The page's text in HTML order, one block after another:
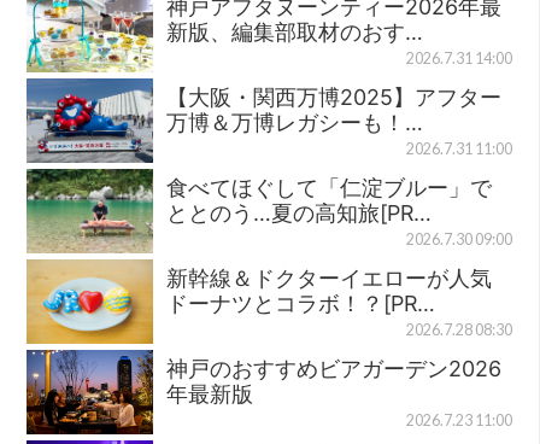
神戸アフタヌーンティー2026年最
新版、編集部取材のおす…
2026.7.31 14:00
【大阪・関西万博2025】アフター
万博＆万博レガシーも！…
2026.7.31 11:00
食べてほぐして「仁淀ブルー」で
ととのう…夏の高知旅[PR…
2026.7.30 09:00
新幹線＆ドクターイエローが人気
ドーナツとコラボ！？[PR…
2026.7.28 08:30
神戸のおすすめビアガーデン2026
年最新版
2026.7.23 11:00